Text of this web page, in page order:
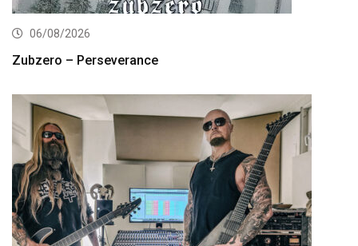
06/08/2026
Zubzero – Perseverance